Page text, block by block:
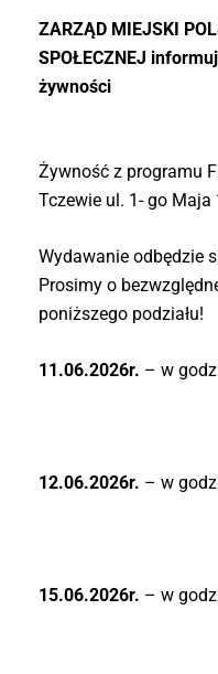
ZARZĄD MIEJSKI
SPOŁECZNEJ
żywności
Żywność z programu
Tczewie ul. 1- go Maja
Wydawanie odbędzie
Prosimy o
poniższego podziału!
11.06.2026r. – w
11.00-
12.06.2026r. – w
11.00-
15.06.2026r. – w
11.00-